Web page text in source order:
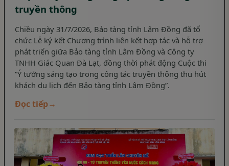
truyền thông
Chiều ngày 31/7/2026, Bảo tàng tỉnh Lâm Đồng đã tổ
chức Lễ ký kết Chương trình liên kết hợp tác và hỗ trợ
phát triển giữa Bảo tàng tỉnh Lâm Đồng và Công ty
TNHH Giác Quan Đà Lạt, đồng thời phát động Cuộc thi
“Ý tưởng sáng tạo trong công tác truyền thông thu hút
khách du lịch đến Bảo tàng tỉnh Lâm Đồng”.
Đọc tiếp→